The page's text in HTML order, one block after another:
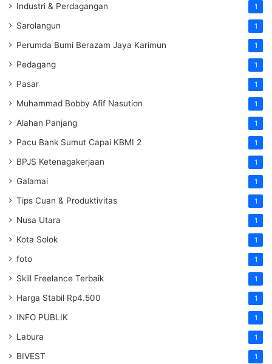
Industri & Perdagangan 1
Sarolangun 1
Perumda Bumi Berazam Jaya Karimun 1
Pedagang 1
Pasar 1
Muhammad Bobby Afif Nasution 1
Alahan Panjang 1
Pacu Bank Sumut Capai KBMI 2 1
BPJS Ketenagakerjaan 1
Galamai 1
Tips Cuan & Produktivitas 1
Nusa Utara 1
Kota Solok 1
foto 1
Skill Freelance Terbaik 1
Harga Stabil Rp4.500 1
INFO PUBLIK 1
Labura 1
BIVEST 1